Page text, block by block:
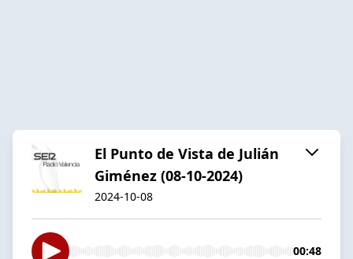
El Punto de Vista de Julián
Giménez (08-10-2024)
2024-10-08
00:48